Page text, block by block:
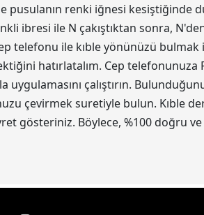
pusulanın renki iğnesi kesiştiğinde
ibresi ile N çakıştıktan sonra,
telefonu ile kıble yönünüzü
hatırlatalım. Cep telefonunuza
çalıştırın.
çevirmek suretiyle bulun. Kıble
gösteriniz. Böylece, %100 doğru